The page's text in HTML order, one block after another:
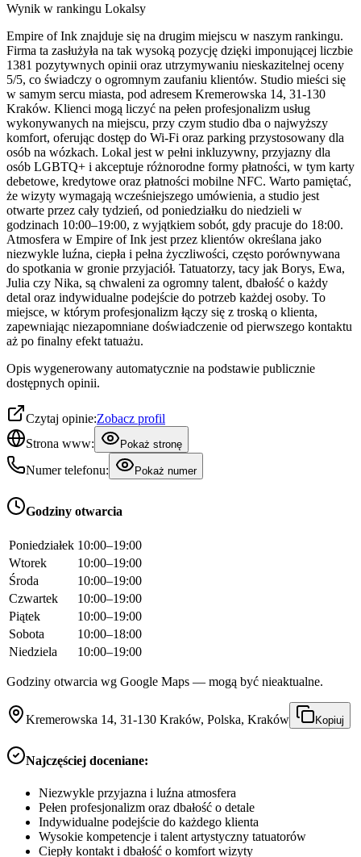
Wynik w rankingu Lokalsy
Empire of Ink znajduje się na drugim miejscu w naszym rankingu.
Firma ta zasłużyła na tak wysoką pozycję dzięki imponującej liczbie
1381 pozytywnych opinii oraz utrzymywaniu nieskazitelnej oceny
5/5, co świadczy o ogromnym zaufaniu klientów. Studio mieści się
w samym sercu miasta, pod adresem Kremerowska 14, 31-130
Kraków. Klienci mogą liczyć na pełen profesjonalizm usług
wykonywanych na miejscu, przy czym studio dba o najwyższy
komfort, oferując dostęp do Wi-Fi oraz parking przystosowany dla
osób na wózkach. Lokal jest w pełni inkluzywny, przyjazny dla
osób LGBTQ+ i akceptuje różnorodne formy płatności, w tym karty
debetowe, kredytowe oraz płatności mobilne NFC. Warto pamiętać,
że wizyty wymagają wcześniejszego umówienia, a studio jest
otwarte przez cały tydzień, od poniedziałku do niedzieli w
godzinach 10:00–19:00, z wyjątkiem sobót, gdy pracuje do 18:00.
Atmosfera w Empire of Ink jest przez klientów określana jako
niezwykle luźna, ciepła i pełna życzliwości, często porównywana
do spotkania w gronie przyjaciół. Tatuatorzy, tacy jak Borys, Ewa,
Julia czy Nika, są chwaleni za ogromny talent, dbałość o każdy
detal oraz indywidualne podejście do potrzeb każdej osoby. To
miejsce, w którym profesjonalizm łączy się z troską o klienta,
zapewniając niezapomniane doświadczenie od pierwszego kontaktu
aż po finalny efekt tatuażu.
Opis wygenerowany automatycznie na podstawie publicznie
dostępnych opinii.
Czytaj opinie:Zobacz profil
Strona www:
Pokaż stronę
Numer telefonu: Pokaż numer
Godziny otwarcia
Poniedziałek 10:00–19:00
Wtorek
10:00–19:00
Środa
10:00–19:00
Czwartek
10:00–19:00
Piątek
10:00–19:00
Sobota
10:00–18:00
Niedziela
10:00–19:00
Godziny otwarcia wg Google Maps — mogą być nieaktualne.
Kremerowska 14, 31-130 Kraków, Polska, Kraków Kopiuj
Najczęściej doceniane:
Niezwykle przyjazna i luźna atmosfera
Pełen profesjonalizm oraz dbałość o detale
Indywidualne podejście do każdego klienta
Wysokie kompetencje i talent artystyczny tatuatorów
Ciepły kontakt i dbałość o komfort wizyty